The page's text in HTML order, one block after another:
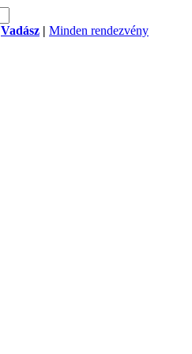
Vadász | Minden rendezvény